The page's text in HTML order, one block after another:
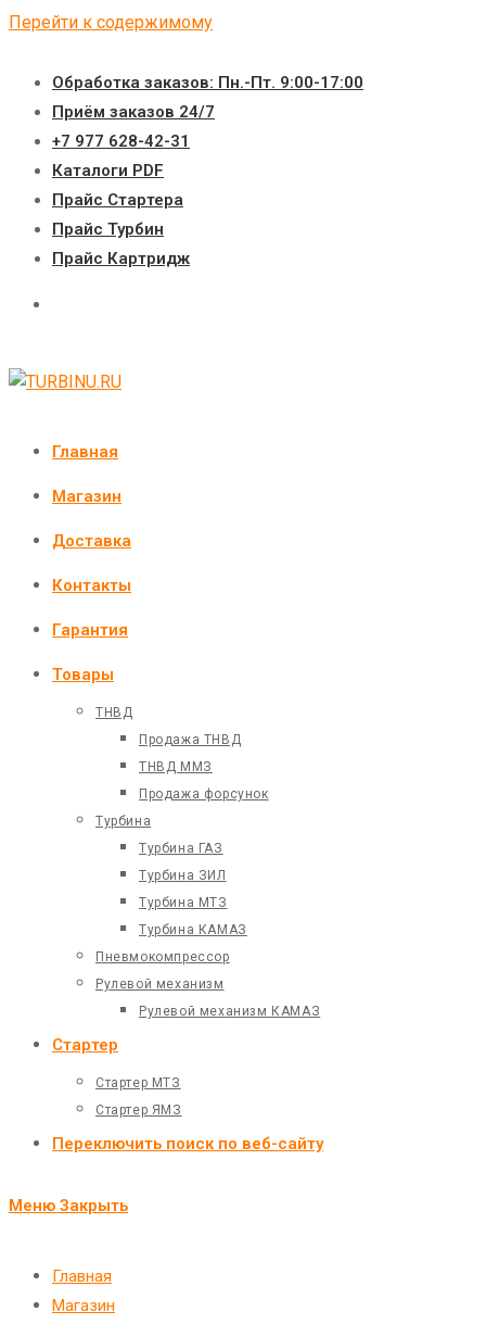
Перейти к содержимому
Обработка заказов: Пн.-Пт. 9:00-17:00
Приём заказов 24/7
+7 977 628-42-31
Каталоги PDF
Прайс Стартера
Прайс Турбин
Прайс Картридж
Главная
Магазин
Доставка
Контакты
Гарантия
Товары
ТНВД
Продажа ТНВД
ТНВД ММЗ
Продажа форсунок
Турбина
Турбина ГАЗ
Турбина ЗИЛ
Турбина МТЗ
Турбина КАМАЗ
Пневмокомпрессор
Рулевой механизм
Рулевой механизм КАМАЗ
Стартер
Стартер МТЗ
Стартер ЯМЗ
Переключить поиск по веб-сайту
Меню Закрыть
Главная
Магазин